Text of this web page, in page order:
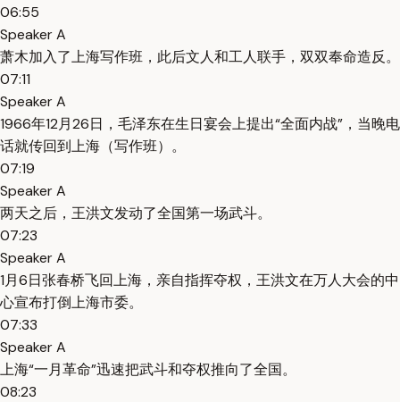
06:55
Speaker A
萧木加入了上海写作班，此后文人和工人联手，双双奉命造反。
07:11
Speaker A
1966年12月26日，毛泽东在生日宴会上提出“全面内战”，当晚电
话就传回到上海（写作班）。
07:19
Speaker A
两天之后，王洪文发动了全国第一场武斗。
07:23
Speaker A
1月6日张春桥飞回上海，亲自指挥夺权，王洪文在万人大会的中
心宣布打倒上海市委。
07:33
Speaker A
上海“一月革命”迅速把武斗和夺权推向了全国。
08:23